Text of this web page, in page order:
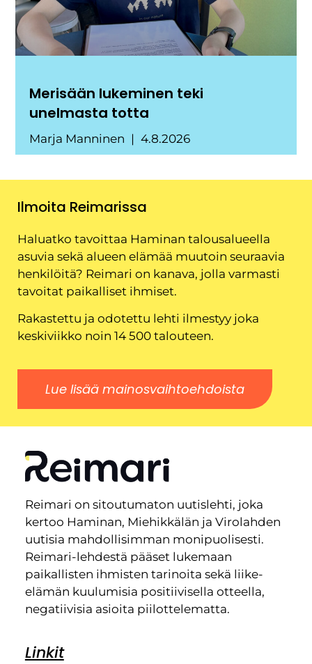
Merisään lukeminen teki
unelmasta totta
Marja Manninen 4.8.2026
Ilmoita Reimarissa
Haluatko tavoittaa Haminan talousalueella
asuvia sekä alueen elämää muutoin seuraavia
henkilöitä? Reimari on kanava, jolla varmasti
tavoitat paikalliset ihmiset.
Rakastettu ja odotettu lehti ilmestyy joka
keskiviikko noin 14 500 talouteen.
Lue lisää mainosvaihtoehdoista
Reimari on sitoutumaton uutislehti, joka
kertoo Haminan, Miehikkälän ja Virolahden
uutisia mahdollisimman monipuolisesti.
Reimari-lehdestä pääset lukemaan
paikallisten ihmisten tarinoita sekä liike-
elämän kuulumisia positiivisella otteella,
negatiivisia asioita piilottelematta.
Linkit